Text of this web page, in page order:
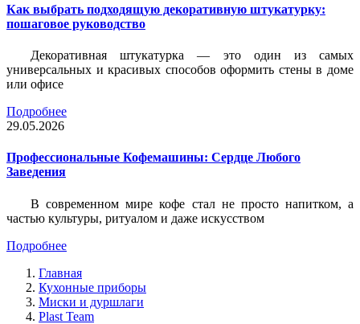
Как выбрать подходящую декоративную штукатурку:
пошаговое руководство
Декоративная штукатурка — это один из самых
универсальных и красивых способов оформить стены в доме
или офисе
Подробнее
29.05.2026
Профессиональные Кофемашины: Сердце Любого
Заведения
В современном мире кофе стал не просто напитком, а
частью культуры, ритуалом и даже искусством
Подробнее
Главная
Кухонные приборы
Миски и дуршлаги
Plast Team